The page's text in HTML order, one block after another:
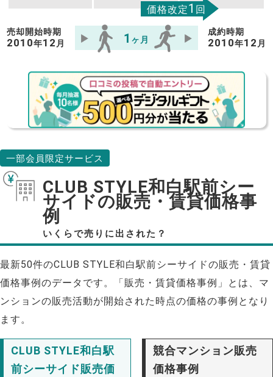
価格改定1 回
売却開始時期
2010年12 月 1 ヶ月
成約時期
2010年12 月
一部会員限定サービス
CLUB STYLE和白駅前シー
サイドの販売・賃貸価格事
例
いくらで売りに出された？
最新50件のCLUB STYLE和白駅前シーサイドの販売・賃貸
価格事例のデータです。「販売・賃貸価格事例」とは、マ
ンションの販売活動が開始された時点の価格の事例となり
ます。
CLUB STYLE和白駅
前シーサイド販売価
競合マンション販売
価格事例